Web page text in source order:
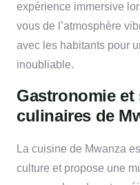
expérience immersive
vous de l’atmosphère
avec les habitants pour
inoubliable.
Gastronomie et
culinaires de
La cuisine de Mwanza
culture et propose une